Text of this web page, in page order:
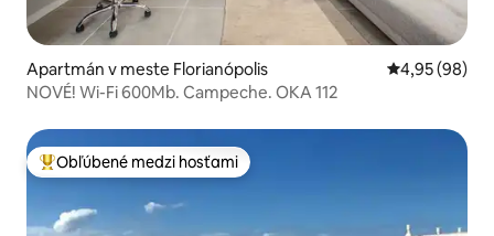
Apartmán v meste Florianópolis Priemerné
4,95 (98)
NOVÉ! Wi-Fi 600Mb. Campeche. OKA 112
Najobľúbenejšie medzi hosťami
Obľúbené medzi hosťami